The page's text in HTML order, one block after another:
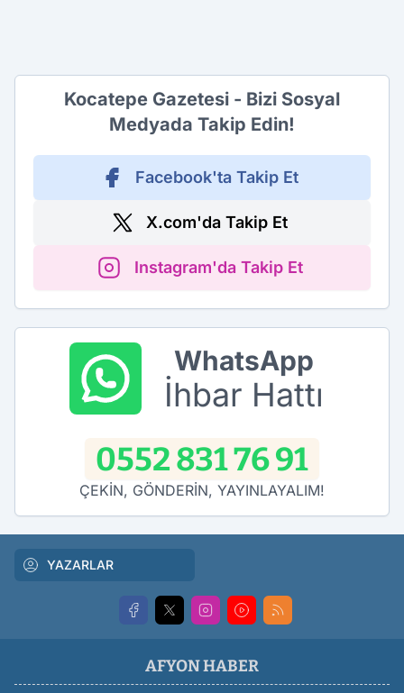
Kocatepe Gazetesi - Bizi Sosyal
Medyada Takip Edin!
Facebook'ta Takip Et
X.com'da Takip Et
Instagram'da Takip Et
WhatsApp
İhbar Hattı
0552 831 76 91
ÇEKİN, GÖNDERİN, YAYINLAYALIM!
YAZARLAR
AFYON HABER